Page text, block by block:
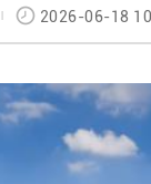
2026-06-18